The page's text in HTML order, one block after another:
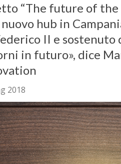
“The future of the
hub in
II e
in futuro», dice
2018